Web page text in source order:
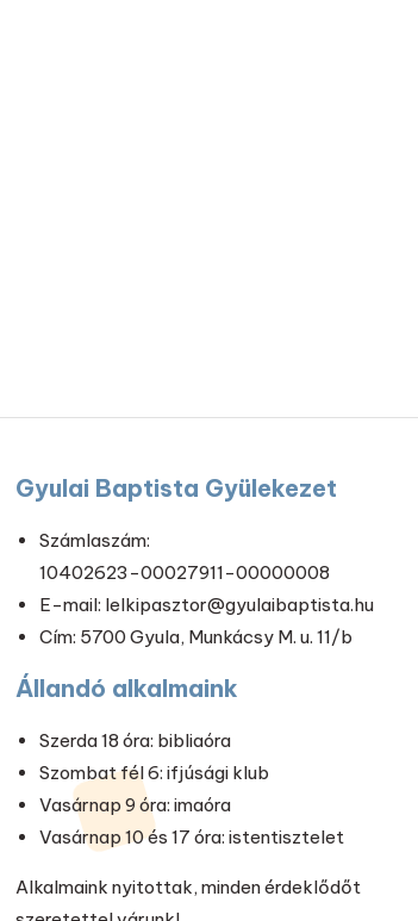
Gyulai Baptista Gyülekezet
Számlaszám:
10402623-00027911-00000008
E-mail: lelkipasztor@gyulaibaptista.hu
Cím: 5700 Gyula, Munkácsy M. u. 11/b
Állandó alkalmaink
Szerda 18 óra: bibliaóra
Szombat fél 6: ifjúsági klub
Vasárnap 9 óra: imaóra
Vasárnap 10 és 17 óra: istentisztelet
Alkalmaink nyitottak, minden érdeklődőt